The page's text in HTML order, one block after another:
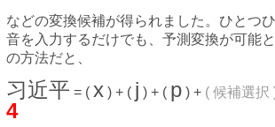
などの変換候補が得られました。ひとつ
音を入力するだけでも、予測変換が可能
の方法だと、
习近平 = ( x ) + ( j ) + ( p ) + ( 候補選択
4